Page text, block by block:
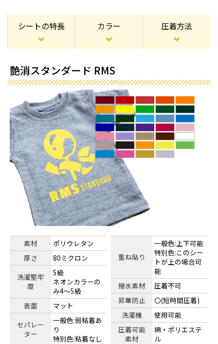
シートの特長 カラー 圧着方法
艶消スタンダード RMS
素材
ポリウレタン
厚さ
80ミクロン
洗濯堅牢
度
5級
ネオンカラーの
み4～5級
表面
マット
セパレー
ター
一般色:弱粘着あ
り
特別色:粘着なし
重ね貼り
一般色:上下可能
特別色:このシー
トが上の場合可
能
撥水素材
圧着不可
昇華防止
〇(短時間圧着)
洗濯機
使用可能
圧着可能
素材
綿・ポリエステ
ル